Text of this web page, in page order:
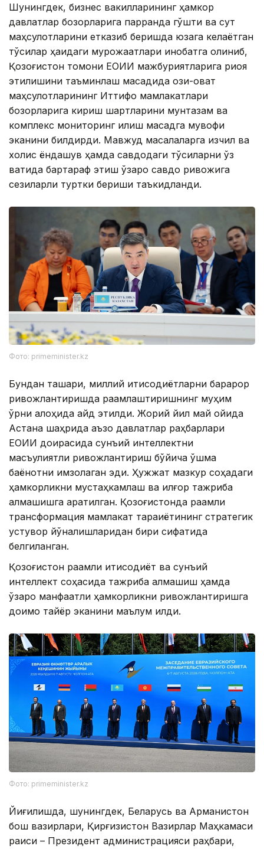
Шунингдек, бизнес вакилларининг ҳамкор
давлатлар бозорларига парранда гўшти ва сут
маҳсулотларини етказиб беришда юзага келаётган
тўсиқлар ҳақидаги мурожаатлари инобатга олиниб,
Қозоғистон томони ЕОИИ мажбуриятларига риоя
этилишини таъминлаш мақсадида озиқ-овқат
маҳсулотларининг Иттифоқ мамлакатлари
бозорларига кириш шартларини мунтазам ва
комплекс мониторинг қилиш мақсадга мувофиқ
эканини билдирди. Мавжуд масалаларга изчил ва
холис ёндашув ҳамда савдодаги тўсиқларни ўз
вақтида бартараф этиш ўзаро савдо ривожига
сезиларли туртки бериши таъкидланди.
Фото: primeminister.kz
Бундан ташқари, миллий иқтисодиётларни барқарор
ривожлантиришда рақамлаштиришнинг муҳим
ўрни алоҳида қайд этилди. Жорий йил май ойида
Астана шаҳрида аъзо давлатлар раҳбарлари
ЕОИИ доирасида сунъий интеллектни
масъулиятли ривожлантириш бўйича қўшма
баёнотни имзолаган эди. Ҳужжат мазкур соҳадаги
ҳамкорликни мустаҳкамлаш ва илғор тажриба
алмашишга қаратилган. Қозоғистонда рақамли
трансформация мамлакат тараққиётининг стратегик
устувор йўналишларидан бири сифатида
белгиланган.
Қозоғистон рақамли иқтисодиёт ва сунъий
интеллект соҳасида тажриба алмашиш ҳамда
ўзаро манфаатли ҳамкорликни ривожлантиришга
доимо тайёр эканини маълум қилди.
Фото: primeminister.kz
Йиғилишда, шунингдек, Беларусь ва Арманистон
бош вазирлари, Қирғизистон Вазирлар Маҳкамаси
раиси – Президент администрацияси раҳбари,